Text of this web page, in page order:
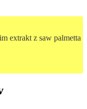
extrakt z saw palmetta